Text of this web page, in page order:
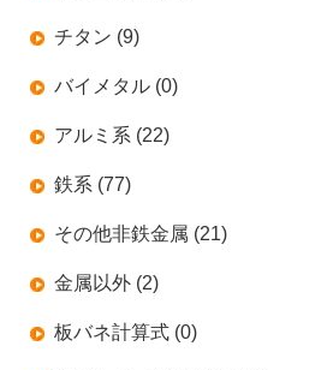
チタン (9)
バイメタル (0)
アルミ系 (22)
鉄系 (77)
その他非鉄金属 (21)
金属以外 (2)
板バネ計算式 (0)